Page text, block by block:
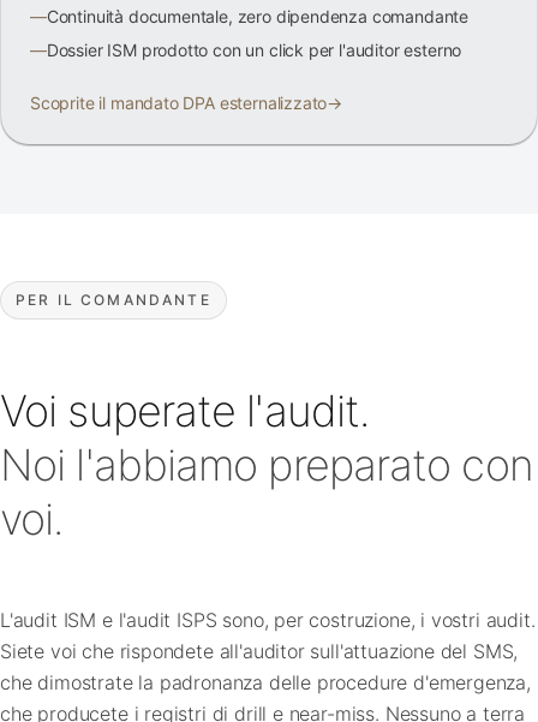
—Continuità documentale, zero dipendenza comandante
—Dossier ISM prodotto con un click per l'auditor esterno
Scoprite il mandato DPA esternalizzato→
PER IL COMANDANTE
Voi superate l'audit.
Noi l'abbiamo preparato con
voi.
L'audit ISM e l'audit ISPS sono, per costruzione, i vostri audit.
Siete voi che rispondete all'auditor sull'attuazione del SMS,
che dimostrate la padronanza delle procedure d'emergenza,
che producete i registri di drill e near-miss. Nessuno a terra